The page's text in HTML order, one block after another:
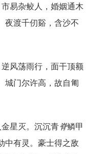
易杂鲛人，婚姻通木
夜渡千仞谿，含沙不
风荡雨行，面干顶额
城门尔许高，故自匍
星灭。沉沉青脊鳞甲
中有灵。豪士得之敌